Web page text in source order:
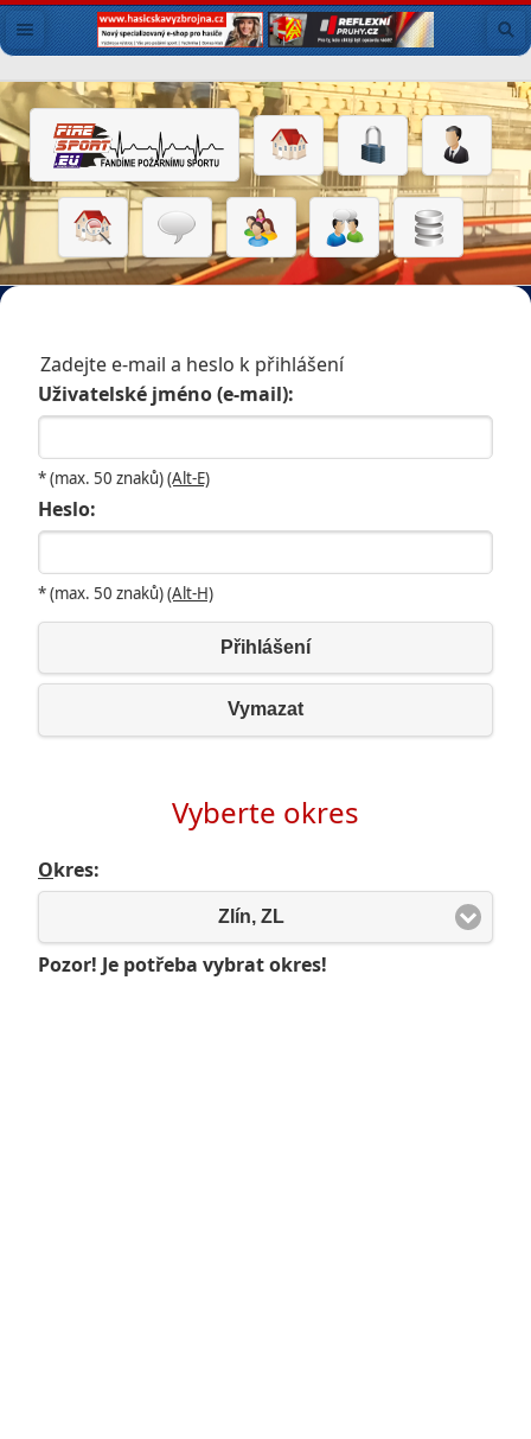
Zadejte e-mail a heslo k přihlášení
Uživatelské jméno (e-mail):
* (max. 50 znaků)(Alt-E)
Heslo:
* (max. 50 znaků)(Alt-H)
Přihlášení
Vymazat
Vyberte okres
Okres:
Zlín, ZL
Pozor! Je potřeba vybrat okres!